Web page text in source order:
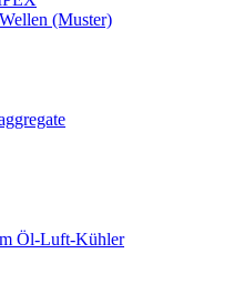
Öl-Luft-Kühler